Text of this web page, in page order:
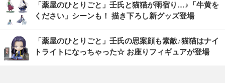
「薬屋のひとりごと」壬氏と猫猫が雨宿り…♪「牛黄を
ください」シーンも！ 描き下ろし新グッズ登場
「薬屋のひとりごと」壬氏の思案顔も素敵♪猫猫はナイ
トライトになっちゃった☆ お座りフィギュアが登場